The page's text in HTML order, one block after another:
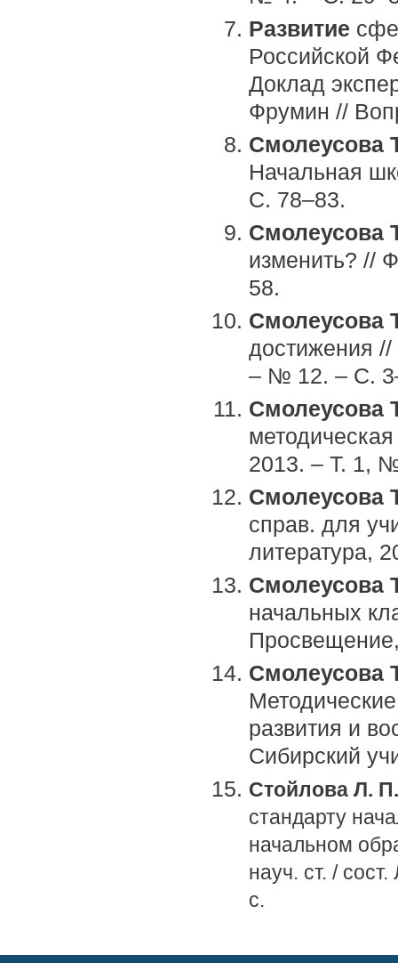
Развитие
Российской
Доклад
Фрумин //
Смолеусова
Начальная
С. 78–83.
Смолеусова
изменить? //
58.
Смолеусова
достижения
– № 12. – С.
Смолеусова
2013. – Т. 1,
Смолеусова
справ. для
литература,
Смолеусова
начальных
Смолеусова
развития и
Сибирский
Стойлова Л. П.
стандарту
начальном
науч. ст. /
с.